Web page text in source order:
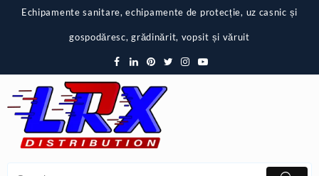
Echipamente sanitare, echipamente de protecție, uz casnic și
gospodăresc, grădinărit, vopsit și văruit